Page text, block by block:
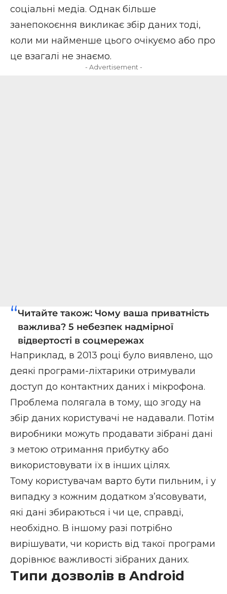
соціальні медіа. Однак більше
занепокоєння викликає збір даних тоді,
коли ми найменше цього очікуємо або про
це взагалі не знаємо.
- Advertisement -
Читайте також: Чому ваша приватність
важлива? 5 небезпек надмірної
відвертості в соцмережах
Наприклад, в 2013 році було виявлено, що
деякі програми-ліхтарики отримували
доступ до контактних даних і мікрофона.
Проблема полягала в тому, що згоду на
збір даних користувачі не надавали. Потім
виробники можуть продавати зібрані дані
з метою отримання прибутку або
використовувати їх в інших цілях.
Тому користувачам варто бути пильним, і у
випадку з кожним додатком з’ясовувати,
які дані збираються і чи це, справді,
необхідно. В іншому разі потрібно
вирішувати, чи користь від такої програми
дорівнює важливості зібраних даних.
Типи дозволів в Android